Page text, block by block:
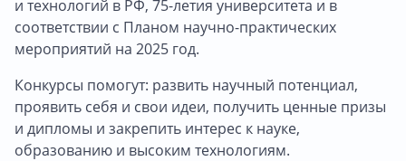
и технологий в РФ, 75-летия университета и в
соответствии с Планом научно-практических
мероприятий на 2025 год.
Конкурсы помогут: развить научный потенциал,
проявить себя и свои идеи, получить ценные призы
и дипломы и закрепить интерес к науке,
образованию и высоким технологиям.